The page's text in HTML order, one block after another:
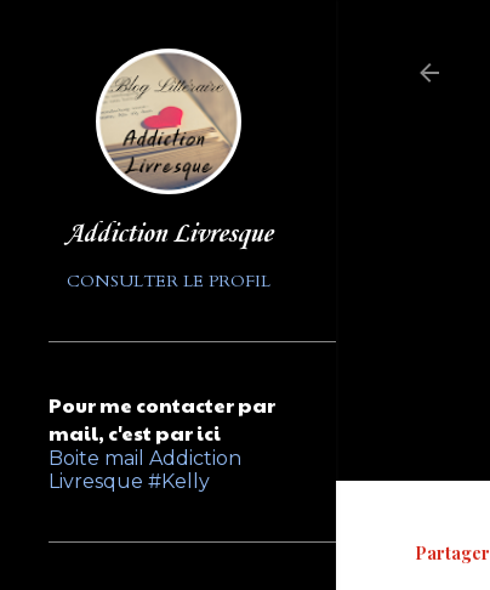
Partager
Addiction Livresque
CONSULTER LE PROFIL
Pour me contacter par
mail, c'est par ici
Boite mail Addiction
Livresque #Kelly